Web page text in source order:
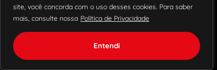
site, você concorda com o uso desses cookies. Para saber
mais, consulte nossa Política de Privacidade
Entendi